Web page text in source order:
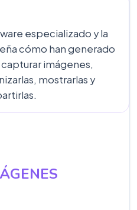
especializado y la
cómo han generado
imágenes,
mostrarlas y